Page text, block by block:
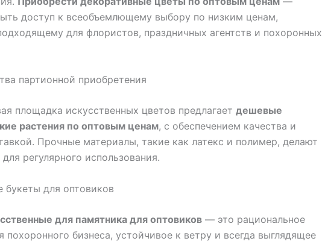
доступ к всеобъемлющему выбору по низким ценам,
для флористов, праздничных агентств и похоронных
партионной приобретения
площадка искусственных цветов предлагает дешевые
растения по оптовым ценам, с обеспечением качества и
Прочные материалы, такие как латекс и полимер, делают
регулярного использования.
букеты для оптовиков
для памятника для оптовиков — это рациональное
похоронного бизнеса, устойчивое к ветру и всегда выглядящее